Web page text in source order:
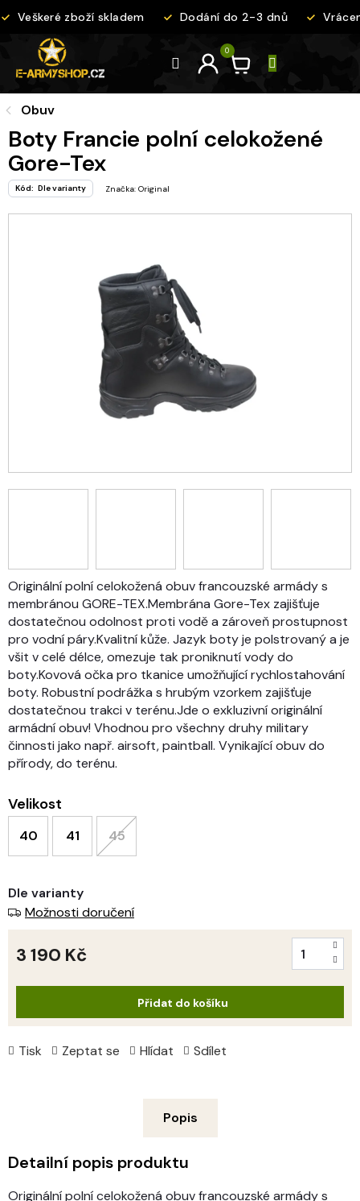
na
Veškeré zboží skladem Dodání do 2-3 dnů
Obuv
Boty Francie polní celokožené
Gore-Tex
Kód: Dle varianty Značka: Original
Velikost
40 41 45
Originální polní celokožená obuv francouzské armády s
membránou GORE-TEX.Membrána Gore-Tex zajišťuje
dostatečnou odolnost proti vodě a zároveň prostupnost
pro vodní páry.Kvalitní kůže. Jazyk boty je polstrovaný a je
všit v celé délce, omezuje tak proniknutí vody do
boty.Kovová očka pro tkanice umožňující rychlostahování
boty. Robustní podrážka s hrubým vzorkem zajišťuje
dostatečnou trakci v terénu.Jde o exkluzivní originální
armádní obuv! Vhodnou pro všechny druhy military
činnosti jako např. airsoft, paintball. Vynikající obuv do
přírody, do terénu.
Tisk Zeptat se Hlídat Sdílet
Dle varianty
Možnosti doručení
3 190 Kč
Přidat do košíku
Popis
Detailní popis produktu
Originální polní celokožená obuv francouzské armády s